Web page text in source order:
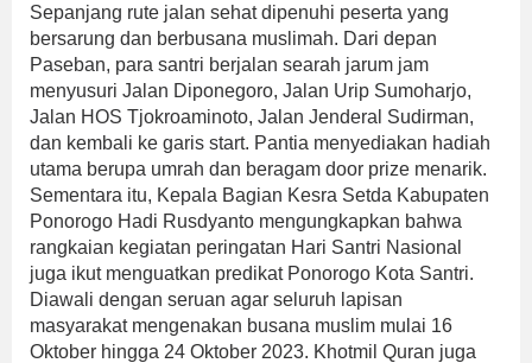
Sepanjang rute jalan sehat dipenuhi peserta yang
bersarung dan berbusana muslimah. Dari depan
Paseban, para santri berjalan searah jarum jam
menyusuri Jalan Diponegoro, Jalan Urip Sumoharjo,
Jalan HOS Tjokroaminoto, Jalan Jenderal Sudirman,
dan kembali ke garis start. Pantia menyediakan hadiah
utama berupa umrah dan beragam door prize menarik.
Sementara itu, Kepala Bagian Kesra Setda Kabupaten
Ponorogo Hadi Rusdyanto mengungkapkan bahwa
rangkaian kegiatan peringatan Hari Santri Nasional
juga ikut menguatkan predikat Ponorogo Kota Santri.
Diawali dengan seruan agar seluruh lapisan
masyarakat mengenakan busana muslim mulai 16
Oktober hingga 24 Oktober 2023. Khotmil Quran juga